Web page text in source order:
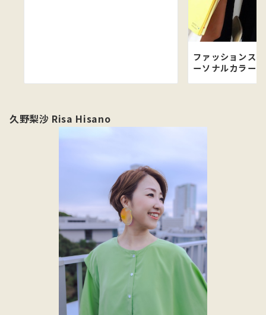
ファッションス
ーソナルカラー
久野梨沙 Risa Hisano